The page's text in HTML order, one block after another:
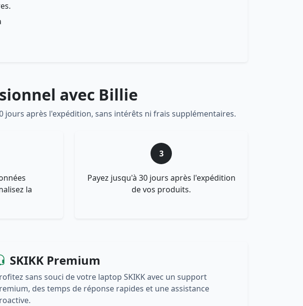
avec Billie
jours après l'expédition, sans intérêts ni frais supplémentaires.
la
3
Payez jusqu'à 30 jours après l'expédition
de vos produits.
SKIKK Premium
sans souci de votre laptop SKIKK avec un support
des temps de réponse rapides et une assistance